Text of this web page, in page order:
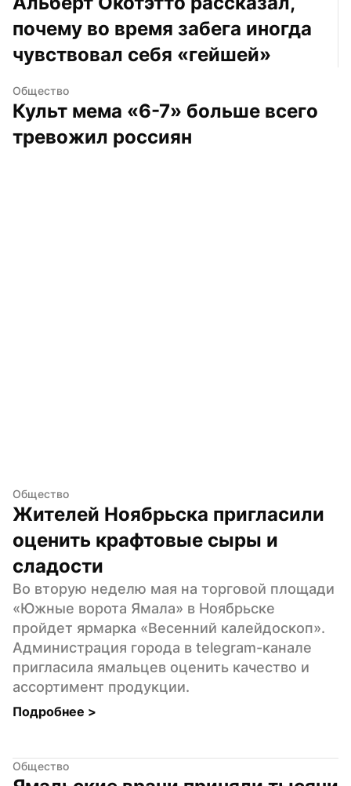
почему во время забега иногда
чувствовал себя «гейшей»
Общество
Культ мема «6-7» больше всего
тревожил россиян
Общество
Жителей Ноябрьска пригласили
оценить крафтовые сыры и
сладости
Во вторую неделю мая на торговой площади
«Южные ворота Ямала» в Ноябрьске
пройдет ярмарка «Весенний калейдоскоп».
Администрация города в telegram-канале
пригласила ямальцев оценить качество и
ассортимент продукции.
Подробнее >
Общество